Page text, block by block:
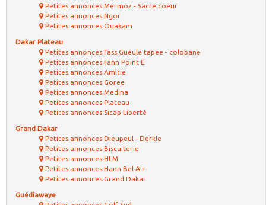
Petites annonces Mermoz - Sacre coeur
Petites annonces Ngor
Petites annonces Ouakam
Dakar Plateau
Petites annonces Fass Gueule tapee - colobane
Petites annonces Fann Point E
Petites annonces Amitie
Petites annonces Goree
Petites annonces Medina
Petites annonces Plateau
Petites annonces Sicap Liberté
Grand Dakar
Petites annonces Dieupeul - Derkle
Petites annonces Biscuiterie
Petites annonces HLM
Petites annonces Hann Bel Air
Petites annonces Grand Dakar
Guédiawaye